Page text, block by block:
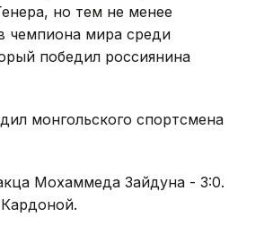
но тем не менее
чемпиона мира среди
победил россиянина
монгольского спортсмена
Мохаммеда Зайдуна - 3:0.